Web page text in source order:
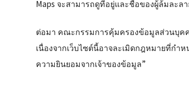
Maps จะสามารถดูที่อยู่และชื่อของผู้ล้มละล
ต่อมา คณะกรรมการคุ้มครองข้อมูลส่วนบุค
เนื่องจากเว็บไซต์นี้อาจละเมิดกฎหมายที่ก
ความยินยอมจากเจ้าของข้อมูล”